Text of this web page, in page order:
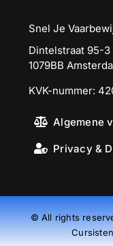
Snel Je
Dintelstraat 95-3
1079BB
KVK-nummer:
Algemene
Privacy &
© All rights